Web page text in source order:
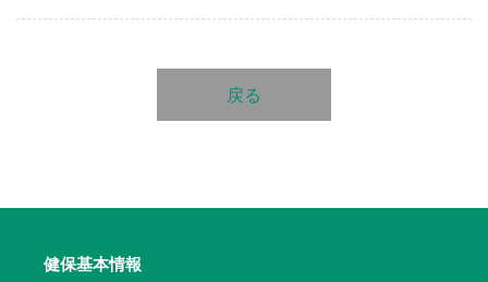
戻る
健保基本情報